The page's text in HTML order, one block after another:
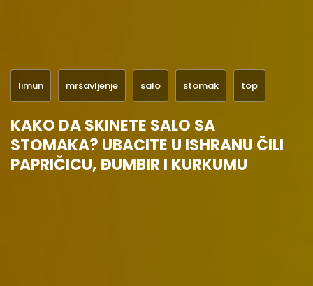
limun mršavljenje salo stomak top
KAKO DA SKINETE SALO SA
STOMAKA? UBACITE U ISHRANU ČILI
PAPRIČICU, ĐUMBIR I KURKUMU